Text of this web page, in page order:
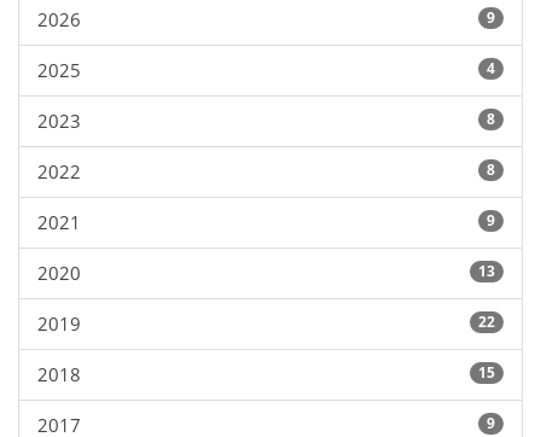
2026 9
2025 4
2023 8
2022 8
2021 9
2020 13
2019 22
2018 15
2017 9